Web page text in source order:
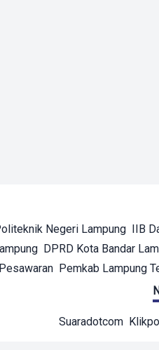
Negeri Lampung IIB
DPRD Kota Bandar
Pemkab Lampung
Suaradotcom